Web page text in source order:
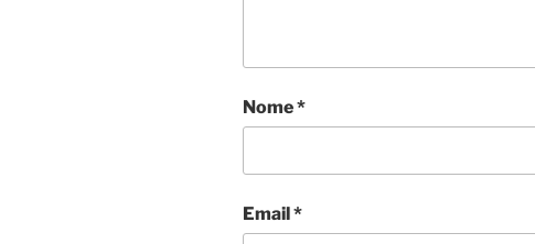
Nome*
Email*